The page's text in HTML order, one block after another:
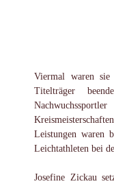
Viermal waren
Titelträger
Leistungen waren
Leichtathleten bei
Josefine Zickau